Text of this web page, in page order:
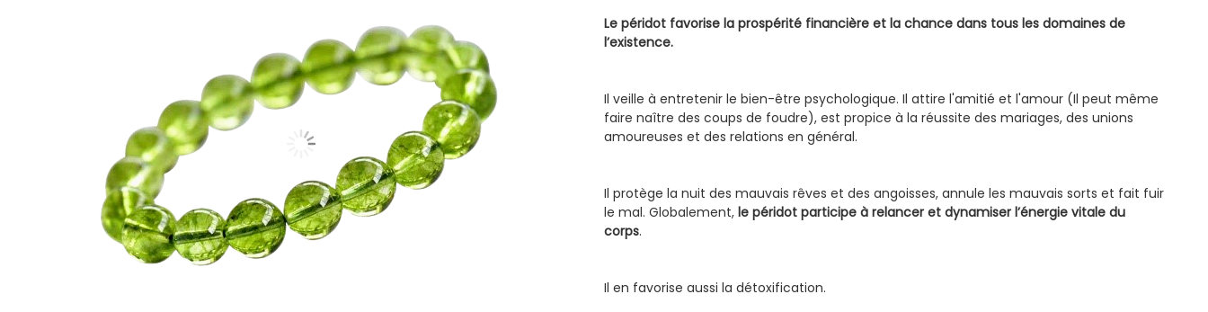
Le péridot favorise la prospérité financière et la chance dans tous les domaines de
l’existence.
Il veille à entretenir le bien-être psychologique. Il attire l'amitié et l'amour (Il peut même
faire naître des coups de foudre), est propice à la réussite des mariages, des unions
amoureuses et des relations en général.
Il protège la nuit des mauvais rêves et des angoisses, annule les mauvais sorts et fait fuir
le mal. Globalement, le péridot participe à relancer et dynamiser l’énergie vitale du
corps.
Il en favorise aussi la détoxification.